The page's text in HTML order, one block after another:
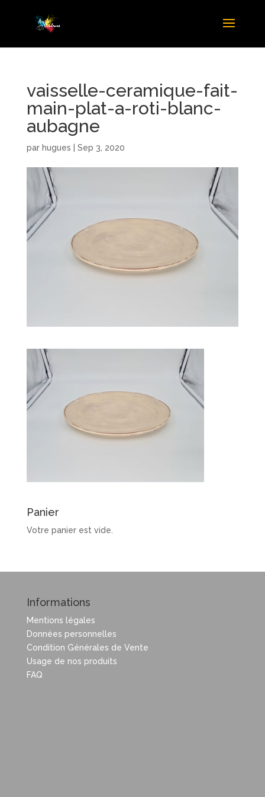
vaisselle-ceramique-fait-
main-plat-a-roti-blanc-
aubagne
par hugues Sep 3, 2020
Panier
Votre panier est vide.
Informations
Mentions légales
Données personnelles
Condition Générales de Vente
Usage de nos produits
FAQ